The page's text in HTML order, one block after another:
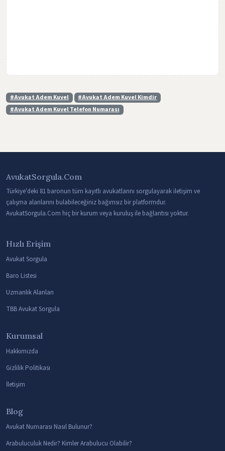
#Avukat Adem Kuvel
#Avukat Adem Kuvel Kimdir
#Avukat Adem Kuvel Telefon Numarası
AvukatSorgula.Com
Türkiye'deki 81 baronun tüm kayıtlı avukatlarını sorgulayarak iletişim ve
çalışma alanlarını bulabileceğiniz bağımsız bir platformdur.
AvukatSorgula.Com hiç bir kurum veya kuruluş ile bağlantısı yoktur.
Hızlı Erişim
Avukat Sorgula
Baro Listesi
Uzmanlık Alanları
TBB Avukat Sorgula
Kurumsal
Hakkımızda
Gizlilik Politikası
İletişim
Blog
Avukat Numarası Nasıl Bulunur?
Arabuluculuk Nedir? Kimler Arabulucu Olabilir?